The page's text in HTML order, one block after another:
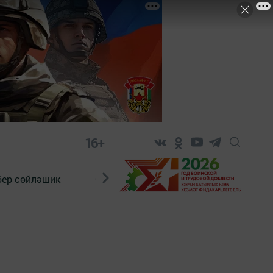
16+
сөйләшик Сүз тарихы Яшь хәбәрче